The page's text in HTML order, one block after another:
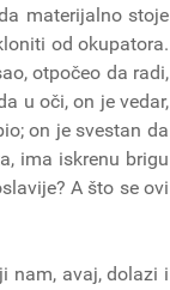
materijalno stoje
od okupatora.
otpočeo da radi,
u oči, on je vedar,
on je svestan da
ima iskrenu brigu
A što se ovi
nam, avaj, dolazi i